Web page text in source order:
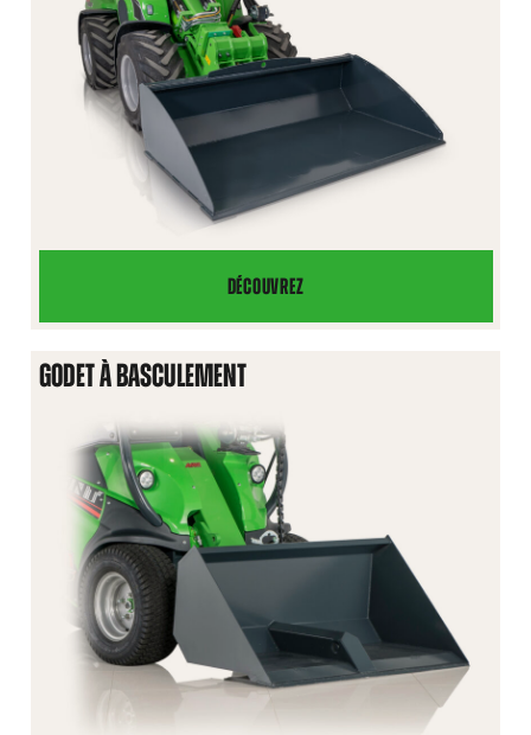
DÉCOUVREZ
GODET
NIVELEUR
GODET À BASCULEMENT